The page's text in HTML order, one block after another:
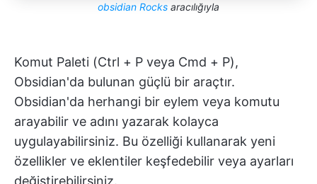
obsidian Rocks aracılığıyla
Komut Paleti (Ctrl + P veya Cmd + P),
Obsidian'da bulunan güçlü bir araçtır.
Obsidian'da herhangi bir eylem veya komutu
arayabilir ve adını yazarak kolayca
uygulayabilirsiniz. Bu özelliği kullanarak yeni
özellikler ve eklentiler keşfedebilir veya ayarları
değiştirebilirsiniz.